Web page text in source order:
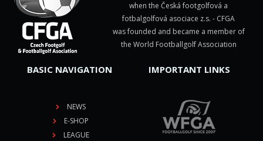
when the Česká footgolfová a
fotbalgolfová asociace z.s. - CFGA
was founded and became a member of
the World Footballgolf Association
BASIC NAVIGATION
NEWS
E-SHOP
LEAGUE
IMPORTANT LINKS